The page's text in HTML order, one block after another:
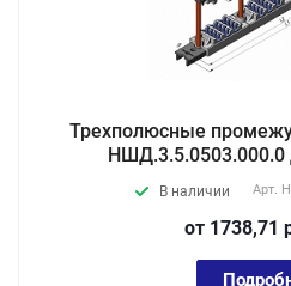
Трехполюсные
В наличии Арт.
от 1738,71